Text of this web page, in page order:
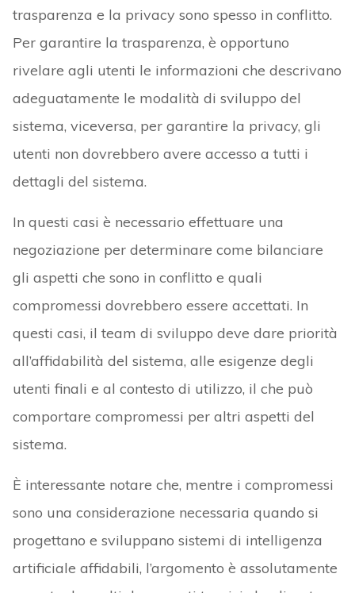
trasparenza e la privacy sono spesso in conflitto.
Per garantire la trasparenza, è opportuno
rivelare agli utenti le informazioni che descrivano
adeguatamente le modalità di sviluppo del
sistema, viceversa, per garantire la privacy, gli
utenti non dovrebbero avere accesso a tutti i
dettagli del sistema.
In questi casi è necessario effettuare una
negoziazione per determinare come bilanciare
gli aspetti che sono in conflitto e quali
compromessi dovrebbero essere accettati. In
questi casi, il team di sviluppo deve dare priorità
all’affidabilità del sistema, alle esigenze degli
utenti finali e al contesto di utilizzo, il che può
comportare compromessi per altri aspetti del
sistema.
È interessante notare che, mentre i compromessi
sono una considerazione necessaria quando si
progettano e sviluppano sistemi di intelligenza
artificiale affidabili, l’argomento è assolutamente